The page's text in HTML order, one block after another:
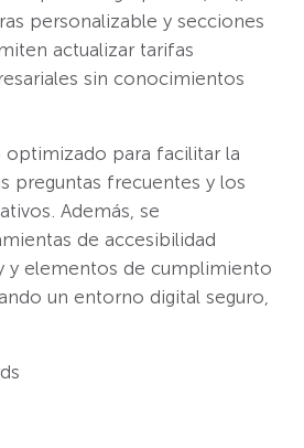
personalizable y secciones
actualizar tarifas
sin conocimientos
optimizado para facilitar la
preguntas frecuentes y los
Además, se
de accesibilidad
y elementos de cumplimiento
un entorno digital seguro,